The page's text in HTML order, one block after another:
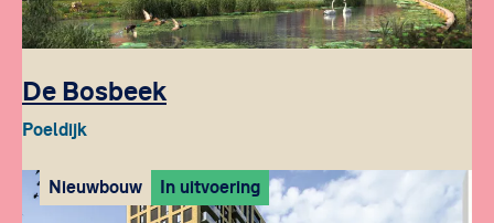
De Bosbeek
Poeldijk
Nieuwbouw In uitvoering